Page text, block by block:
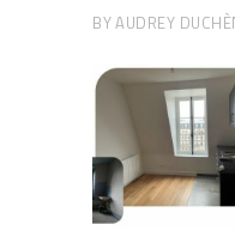
BYAUDREY